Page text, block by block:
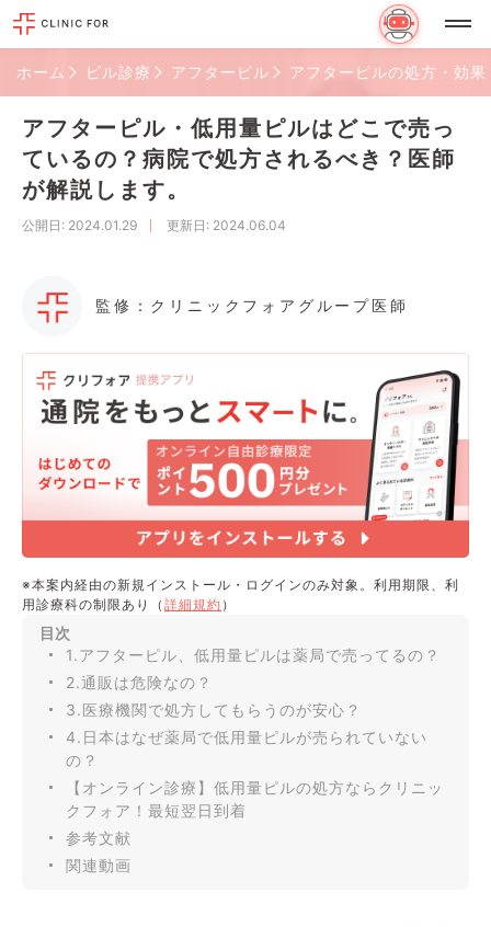
ホーム ピル診療 アフターピル アフターピルの処方・効
アフターピル・低用量ピルはどこで売っ
ているの？病院で処方されるべき？医師
が解説します。
公開日 : 2024.01.29 更新日 : 2024.06.04
監修：クリニックフォアグループ医師
※本案内経由の新規インストール・ログインのみ対象。利用期限、利
用診療科の制限あり（ 詳細規約 ）
目次
1.アフターピル、低用量ピルは薬局で売ってるの？
2.通販は危険なの？
3.医療機関で処方してもらうのが安心？
4.日本はなぜ薬局で低用量ピルが売られていない
の？
【オンライン診療】低用量ピルの処方ならクリニッ
クフォア！最短翌日到着
参考文献
関連動画